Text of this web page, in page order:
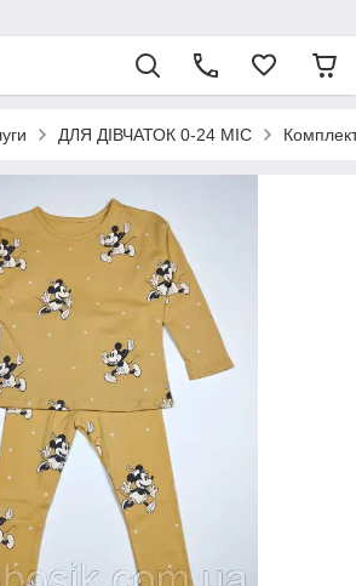
ДЛЯ ДІВЧАТОК 0-24 МІС